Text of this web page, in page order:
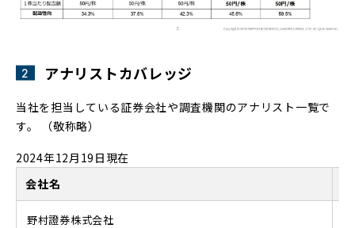
アナリストカバレッジ
当社を担当している証券会社や調査機関のアナリスト一覧で
す。 （敬称略）
2024年12月19日現在
会社名
野村證券株式会社